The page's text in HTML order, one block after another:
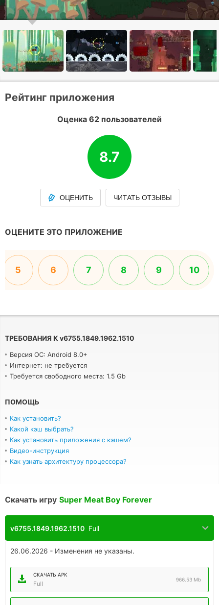
Рейтинг приложения
Оценка 62 пользователей
8.7
ОЦЕНИТЬ ЧИТАТЬ ОТЗЫВЫ
ОЦЕНИТЕ ЭТО ПРИЛОЖЕНИЕ
5 6 7 8 9 10
ТРЕБОВАНИЯ К v6755.1849.1962.1510
Версия ОС: Android 8.0+
Интернет: не требуется
Требуется свободного места: 1.5 Gb
ПОМОЩЬ
Как установить?
Какой кэш выбрать?
Как установить приложения с кэшем?
Видео-инструкция
Как узнать архитектуру процессора?
Скачать игру Super Meat Boy Forever
v6755.1849.1962.1510 Full
26.06.2026 - Изменения не указаны.
СКАЧАТЬ APK
Full
966.53 Mb